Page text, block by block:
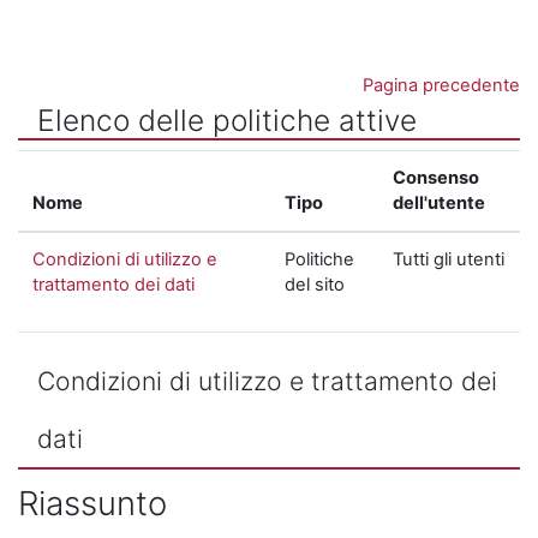
Pagina precedente
Elenco delle politiche attive
Nome Tipo
Consenso
dell'utente
Condizioni di utilizzo e
trattamento dei dati
Politiche
del sito
Tutti gli utenti
Condizioni di utilizzo e trattamento dei
dati
Riassunto